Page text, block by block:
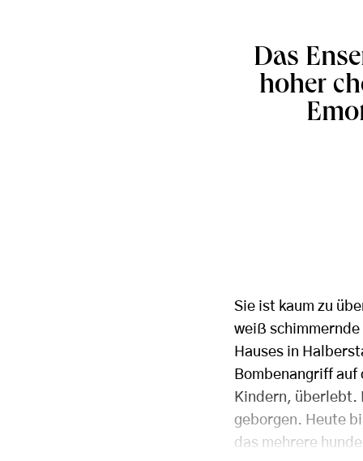
Das
hoher
Sie ist kaum zu
weiß
Hauses in
Bombenangriff auf
Kindern, überlebt.
geborgen. Heute
das mehrere